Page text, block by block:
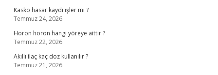
Kasko hasar kaydı işler mi ?
Temmuz 24, 2026
Horon horon hangi yöreye aittir ?
Temmuz 22, 2026
Akıllı ilaç kaç doz kullanılır ?
Temmuz 21, 2026